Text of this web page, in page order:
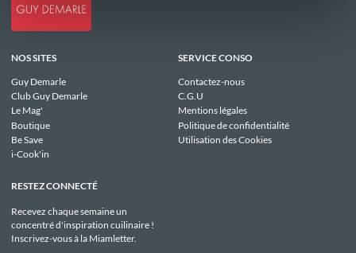
NOS SITES
Guy Demarle
Club Guy Demarle
Le Mag'
Boutique
Be Save
i-Cook'in
SERVICE CONSO
Contactez-nous
C.G.U
Mentions légales
Politique de confidentialité
Utilisation des Cookies
RESTEZ CONNECTÉ
Recevez chaque semaine un
concentré d'inspiration cuilinaire !
Inscrivez-vous à la Miamletter.